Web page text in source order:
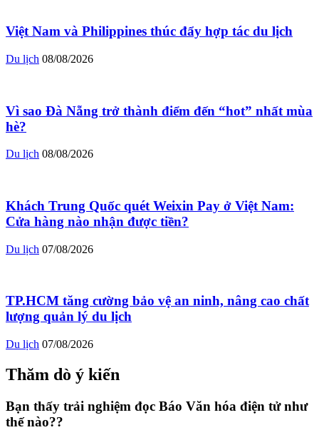
Việt Nam và Philippines thúc đẩy hợp tác du lịch
Du lịch 08/08/2026
Vì sao Đà Nẵng trở thành điểm đến “hot” nhất mùa
hè?
Du lịch 08/08/2026
Khách Trung Quốc quét Weixin Pay ở Việt Nam:
Cửa hàng nào nhận được tiền?
Du lịch 07/08/2026
TP.HCM tăng cường bảo vệ an ninh, nâng cao chất
lượng quản lý du lịch
Du lịch 07/08/2026
Thăm dò ý kiến
Bạn thấy trải nghiệm đọc Báo Văn hóa điện tử như
thế nào??